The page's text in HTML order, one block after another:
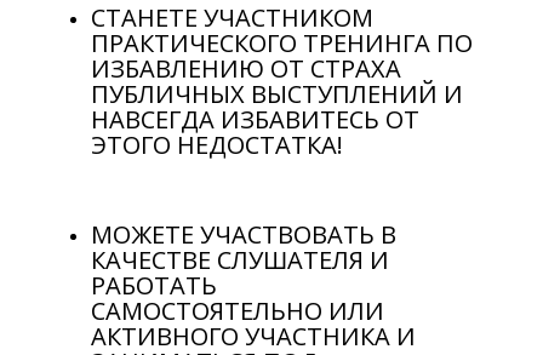
СТАНЕТЕ УЧАСТНИКОМ
ПРАКТИЧЕСКОГО ТРЕНИНГА ПО
ИЗБАВЛЕНИЮ ОТ СТРАХА
ПУБЛИЧНЫХ ВЫСТУПЛЕНИЙ И
НАВСЕГДА ИЗБАВИТЕСЬ ОТ
ЭТОГО НЕДОСТАТКА!
МОЖЕТЕ УЧАСТВОВАТЬ В
КАЧЕСТВЕ СЛУШАТЕЛЯ И
РАБОТАТЬ
САМОСТОЯТЕЛЬНО ИЛИ
АКТИВНОГО УЧАСТНИКА И